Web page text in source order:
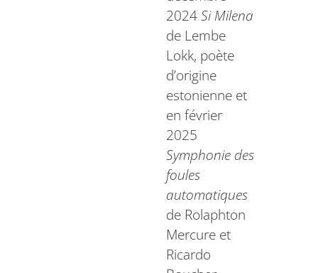
2024Si Milena
de Lembe
Lokk, poète
d’origine
estonienne et
en février
2025
Symphonie des
foules
automatiques
de Rolaphton
Mercure et
Ricardo